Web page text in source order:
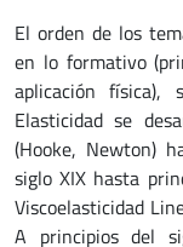
El orden de los
en lo formativo
aplicación
Elasticidad se
(Hooke, Newton)
siglo XIX hasta
Viscoelasticidad
A principios del